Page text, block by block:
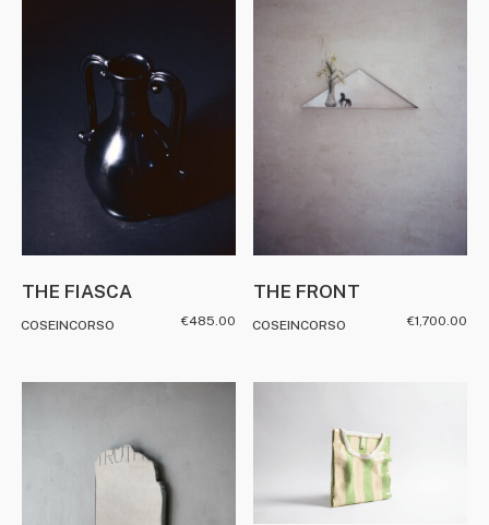
THE FIASCA
COSEINCORSO €485.00
THE FRONT
COSEINCORSO €1,700.00